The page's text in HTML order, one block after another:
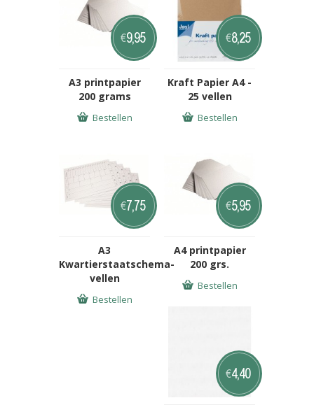
A3 printpapier
200 grams
€9,95
Bestellen
Kraft Papier A4 -
25 vellen
€8,25
Bestellen
A3
Kwartierstaatschema-
vellen
€7,75
Bestellen
A4 printpapier
200 grs.
€5,95
Bestellen
€4,40